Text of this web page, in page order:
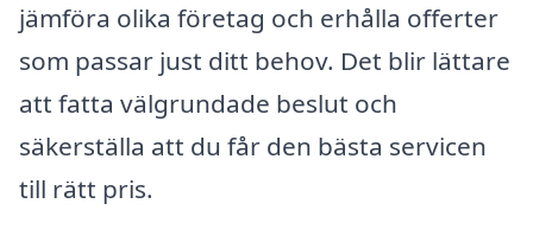
jämföra olika företag och erhålla offerter
som passar just ditt behov. Det blir lättare
att fatta välgrundade beslut och
säkerställa att du får den bästa servicen
till rätt pris.